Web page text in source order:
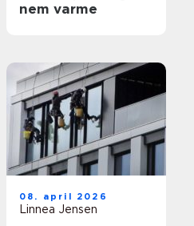
nem varme
08. april 2026
Linnea Jensen